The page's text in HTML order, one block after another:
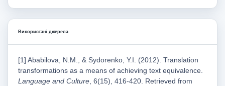
Використані джерела
[1] Ababilova, N.M., & Sydorenko, Y.I. (2012). Translation
transformations as a means of achieving text equivalence.
Language and Culture, 6(15), 416-420. Retrieved from